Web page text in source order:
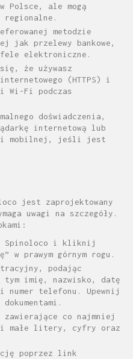
Polsce, ale mogą
regionalne.
metodzie
jak przelewy bankowe,
elektroniczne.
że używasz
(HTTPS) i
Wi-Fi podczas
doświadczenia,
internetową lub
mobilnej, jeśli jest
jest zaprojektowany
uwagi na szczegóły.
Spinoloco i kliknij
prawym górnym rogu.
podając
tym imię, nazwisko, datę
telefonu. Upewnij
zawierające co najmniej
i małe litery, cyfry oraz
poprzez link